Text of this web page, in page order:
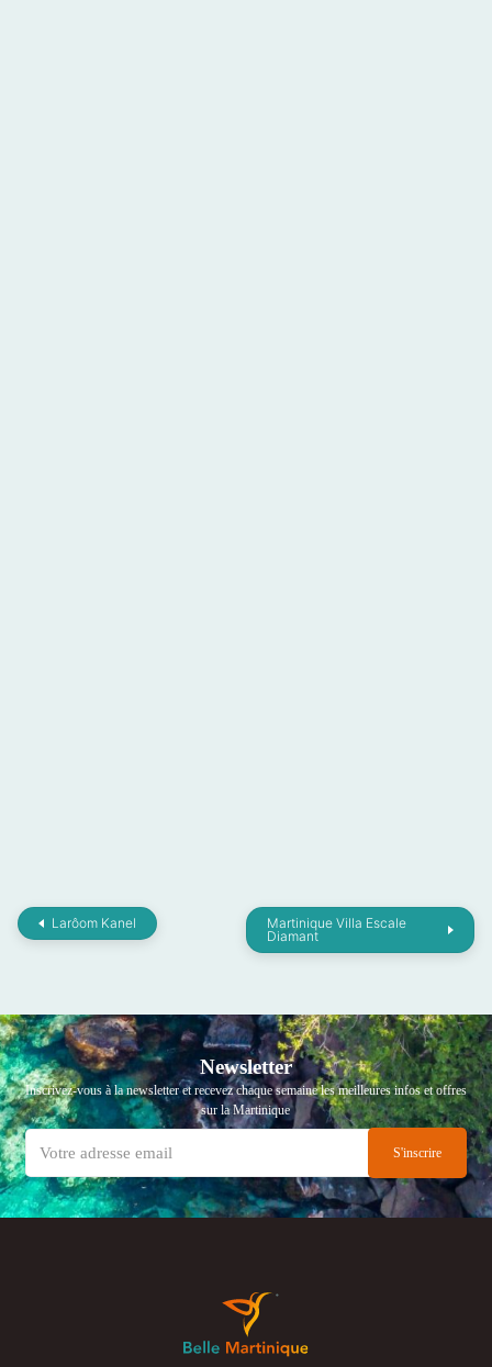
Larôom Kanel
Martinique Villa Escale
Diamant
Newsletter
Inscrivez-vous à la newsletter et recevez chaque semaine les meilleures infos et offres
sur la Martinique